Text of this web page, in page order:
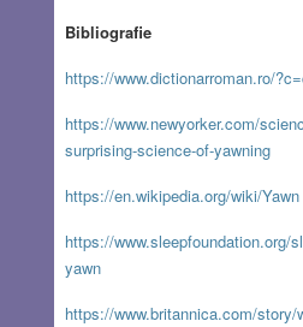
Bibliografie
https://www.dictionarroman.ro/
https://www.newyorker.com/
surprising-science-of-yawning
https://en.wikipedia.org/wiki/Yawn
https://www.sleepfoundation.org/
yawn
https://www.britannica.com/story/